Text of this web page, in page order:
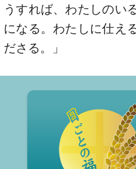
うすれば、わたしのい
になる。わたしに仕え
ださる。」